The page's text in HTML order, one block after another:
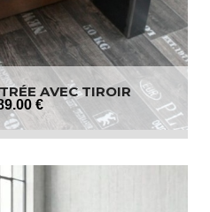
AVEC TIROIR
.00 €